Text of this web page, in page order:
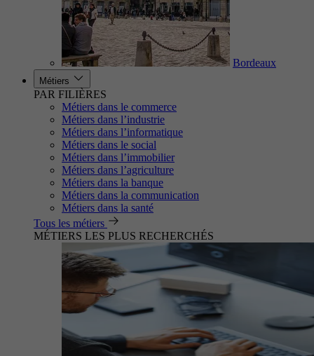
Bordeaux
Métiers
PAR FILIÈRES
Métiers dans le commerce
Métiers dans l’industrie
Métiers dans l’informatique
Métiers dans le social
Métiers dans l’immobilier
Métiers dans l’agriculture
Métiers dans la banque
Métiers dans la communication
Métiers dans la santé
Tous les métiers
MÉTIERS LES PLUS RECHERCHÉS